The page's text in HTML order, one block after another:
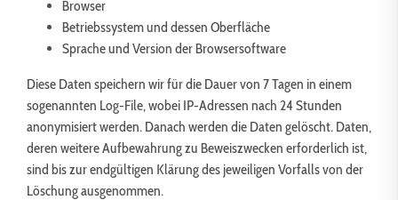
Browser
Betriebssystem und dessen Oberfläche
Sprache und Version der Browsersoftware
Diese Daten speichern wir für die Dauer von 7 Tagen in einem
sogenannten Log-File, wobei IP-Adressen nach 24 Stunden
anonymisiert werden. Danach werden die Daten gelöscht. Daten,
deren weitere Aufbewahrung zu Beweiszwecken erforderlich ist,
sind bis zur endgültigen Klärung des jeweiligen Vorfalls von der
Löschung ausgenommen.